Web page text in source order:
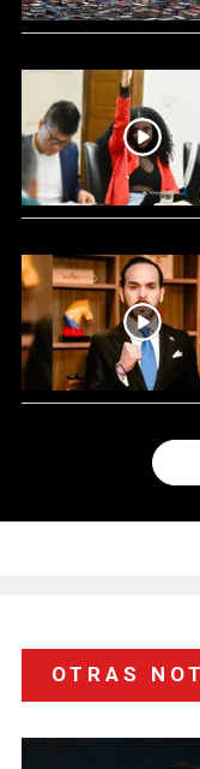
OTRAS